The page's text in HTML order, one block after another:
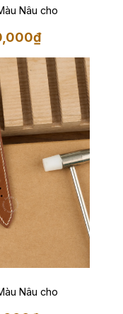
Nâu cho
₫Khoảng
giá:
từ
1,950,000₫
đến
2,800,000₫
Nâu cho